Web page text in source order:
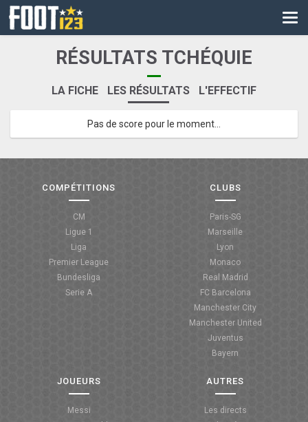
CM
LES DIRECTS
COUPE DE FRANCE
RÉSULTATS TCHÉQUIE
LA FICHE LES RÉSULTATS L'EFFECTIF
Pas de score pour le moment...
COMPÉTITIONS
CM
Ligue 1
Liga
Premier League
Bundesliga
Serie A
CLUBS
Paris-SG
Marseille
Lyon
Monaco
Real Madrid
FC Barcelona
Manchester City
Manchester United
Juventus
Bayern
JOUEURS
Messi
AUTRES
Les directs